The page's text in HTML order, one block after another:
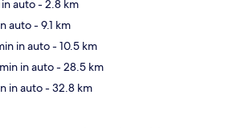
auto- 2.8 km
auto- 9.1 km
in auto- 10.5 km
in auto- 28.5 km
in auto- 32.8 km